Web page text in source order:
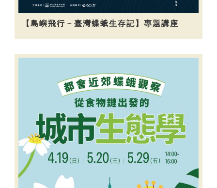
【島嶼飛行－臺灣蝶蛾生存記】專題講座